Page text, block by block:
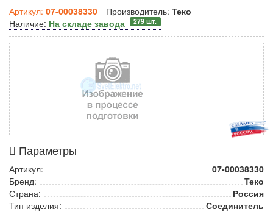
Артикул: 07-00038330 Производитель: Теко
Наличие: На складе завода 279 шт.
Параметры
Артикул:
07-00038330
Бренд:
Теко
Страна:
Россия
Тип изделия:
Соединитель